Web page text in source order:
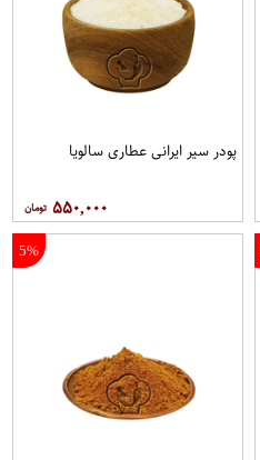
پودر سیر ایرانی عطاری سالویا
۵۵۰,۰۰۰
5%